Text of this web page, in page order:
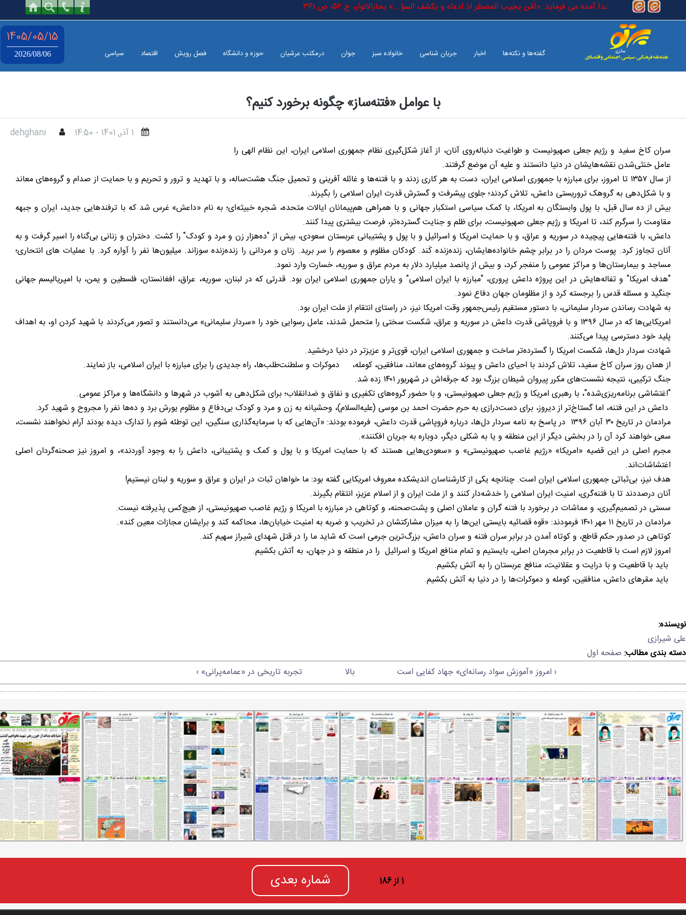
رفتن به محتوای اصلی
است که در کتاب خدا آمده می فرماید: «اَمَّن یجیب المضطر اذ ادعاه و یکشف السؤ...» بحارالانوار، ج ٥٢، ص ٣٤١
گفته‌ها و نکته‌ها اخبار جریان شناسی خانواده سبز جوان درمکتب عرشیان حوزه و دانشگاه فصل رویش اقتصاد سیاسی
1405/05/15
2026/08/06
با عوامل «فتنه‌ساز» چگونه برخورد کنیم؟
1 آذر, 1401 - 14:50
dehghani
سران کاخ سفید و رژیم جعلی صهیونیست و طواغیت دنباله‌روی آنان، از آغاز شکل‌گیری نظام جمهوری اسلامی ایران، این نظام الهی را
عامل خنثی‌شدن نقشه‌هایشان در دنیا دانستند و علیه آن موضع گرفتند.
از سال ۱۳۵۷ تا امروز، برای مبارزه با جمهوری اسلامی ایران، دست به هر کاری زدند و با فتنه‌ها و غائله آفرینی و تحمیل جنگ هشت‌ساله، و با تهدید و ترور و تحریم و با حمایت از صدام و گروه‌های معاند
و با شکل‌دهی به گروهک تروریستی داعش، تلاش کردند؛ جلوی پیشرفت و گسترش قدرت ایران اسلامی را بگیرند.
بیش از ده سال قبل، با پول وابستگان به امریکا، با کمک سیاسی استکبار جهانی و با همراهی هم‌پیمانان ایالات متحده، شجره خبیثه‌ای؛ به نام «داعش» غرس شد که با ترفندهایی جدید، ایران و جبهه
مقاومت را سرگرم کند، تا امریکا و رژیم جعلی صهیونیست، برای ظلم و جنایت گسترده‌تر، فرصت بیشتری پیدا کنند.
داعش، با فتنه‌هایی پیچیده در سوریه و عراق، و با حمایت امریکا و اسرائیل و با پول و پشتیبانی عربستان سعودی، بیش از "ده‌هزار زن و مرد و کودک" را کشت. دختران و زنانی بی‌گناه را اسیر گرفت و به
آنان تجاوز کرد. پوست مردان را در برابر چشم خانواده‌هایشان، زنده‌زنده کَند. کودکان مظلوم و معصوم را سر برید. زنان و مردانی را زنده‌زنده سوزاند. میلیون‌ها نفر را آواره کرد. با عملیات های انتحاری؛
مساجد و بیمارستان‌ها و مراکز عمومی را منفجر کرد، و بیش از پانصد میلیارد دلار به مردم عراق و سوریه، خسارت وارد نمود.
"هدف امریکا" و تفاله‌هایش در این پروژه داعش پروری، "مبارزه با ایران اسلامی" و یاران جمهوری اسلامی ایران بود. قدرتی که در لبنان، سوریه، عراق، افغانستان، فلسطین و یمن، با امپریالیسم جهانی
جنگید و مسئله قدس را برجسته کرد و از مظلومان جهان دفاع نمود.
به شهادت رساندن سردار سلیمانی، با دستور مستقیم رئیس‌جمهور وقت امریکا نیز، در راستای انتقام از ملت ایران بود.
امریکایی‌ها که در سال ۱۳۹۶ و با فروپاشی قدرت داعش در سوریه و عراق، شکست سختی را متحمل شدند، عامل رسوایی خود را «سردار سلیمانی» می‌دانستند و تصور می‌کردند با شهید کردن او، به اهداف
پلید خود دسترسی پیدا می‌کنند.
شهادت سردار دل‌ها، شکست امریکا را گسترده‌تر ساخت و جمهوری اسلامی ایران، قوی‌تر و عزیزتر در دنیا درخشید.
از همان روز سران کاخ سفید، تلاش کردند با احیای داعش و پیوند گروه‌های معاند، منافقین، کومله، دموکرات و سلطنت‌طلب‌ها، راه جدیدی را برای مبارزه با ایران اسلامی، باز نمایند.
جنگ ترکیبی، نتیجه نشست‌های مکرر پیروان شیطان بزرگ بود که جرقه‌اش در شهریور ۱۴۰۱ زده شد.
"اغتشاشی برنامه‌ریزی‌شده"، با رهبری امریکا و رژیم جعلی صهیونیستی، و با حضور گروه‌های تکفیری و نفاق و ضدانقلاب؛ برای شکل‌دهی به آشوب در شهرها و دانشگاه‌ها و مراکز عمومی.
داعش در این فتنه، اما گستاخ‌تر از دیروز، برای دست‌درازی به حرم حضرت احمد بن موسی (علیه‌السلام)، وحشیانه به زن و مرد و کودک بی‌دفاع و مظلوم یورش برد و ده‌ها نفر را مجروح و شهید کرد.
مرادمان در تاریخ ۳۰ آبان ۱۳۹۶ در پاسخ به نامه سردار دل‌ها، درباره فروپاشی قدرت داعش، فرموده بودند: «آن‌هایی که با سرمایه‌گذاری سنگین، این توطئه شوم را تدارک دیده بودند آرام نخواهند نشست،
سعی خواهند کرد آن را در بخشی دیگر از این منطقه و یا به شکلی دیگر، دوباره به جریان افکنند».
مجرم اصلی در این قضیه «امریکا» «رژیم غاصب صهیونیستی» و «سعودی‌هایی هستند که با حمایت امریکا و با پول و کمک و پشتیبانی، داعش را به وجود آوردند»، و امروز نیز صحنه‌گردان اصلی
اغتشاشات‌اند.
هدف نیز، بی‌ثباتی جمهوری اسلامی ایران است. چنانچه یکی از کارشناسان اندیشکده معروف امریکایی گفته بود: ما خواهان ثبات در ایران و عراق و سوریه و لبنان نیستیم!
آنان درصددند تا با فتنه‌گری، امنیت ایران اسلامی را خدشه‌دار کنند و از ملت ایران و از اسلام عزیز، انتقام بگیرند.
سستی در تصمیم‌گیری، و مماشات در برخورد با فتنه گران و عاملان اصلی و پشت‌صحنه، و کوتاهی در مبارزه با امریکا و رژیم غاصب صهیونیستی، از هیچ‌کس پذیرفته نیست.
مرادمان در تاریخ ۱۱ مهر ۱۴۰۱ فرمودند: «قوه قضائیه بایستی این‌ها را به میزان مشارکتشان در تخریب و ضربه به امنیت خیابان‌ها، محاکمه کند و برایشان مجازات معین کند».
کوتاهی در صدور حکم قاطع، و کوتاه آمدن در برابر سران فتنه و سران داعش، بزرگ‌ترین جرمی است که شاید ما را در قتل شهدای شیراز سهیم کند.
امروز لازم است با قاطعیت در برابر مجرمان اصلی، بایستیم و تمام منافع امریکا و اسرائیل را در منطقه و در جهان، به آتش بکشیم.
باید با قاطعیت و با درایت و عقلانیت، منافع عربستان را به آتش بکشیم.
باید مقرهای داعش، منافقین، کومله و دموکرات‌ها را در دنیا به آتش بکشیم.
نویسنده:
علی شیرازی
دسته بندی مطالب: صفحه اول
‹ امروز «آموزش سواد رسانه‌ای» جهاد کفایی است
بالا تجربه تاریخی در «عمامه‌پرانی» ›
1 از 186 شماره بعدی